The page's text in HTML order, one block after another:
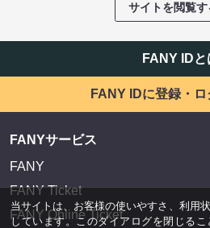
サイトを閲覧す
FANY IDと
FANY IDに登録・
FANYサービス
FANY
FANY Ticket
FANY Online Ticket
当サイトは、お客様の使いやすさ、利用
しています。このダイアログを閉じる